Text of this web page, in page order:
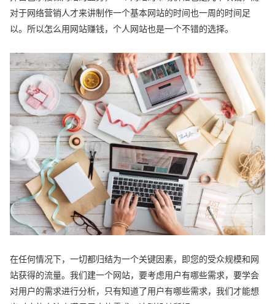
对于网络营销人才来讲制作一个基本网站的时间也一周的时间足
以。所以怎么用网站赚钱，个人网站也是一个不错的选择。
在任何情况下，一切都归结为一个关键因素，即您的受众规模和网
站获得的流量。我们建一个网站，要考虑用户有哪些需求，要学会
对用户的需求进行分析，只有知道了用户有哪些需求，我们才能想